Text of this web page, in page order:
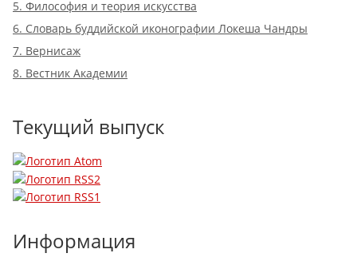
5. Философия и теория искусства
6. Словарь буддийской иконографии Локеша Чандры
7. Вернисаж
8. Вестник Академии
Текущий выпуск
Информация